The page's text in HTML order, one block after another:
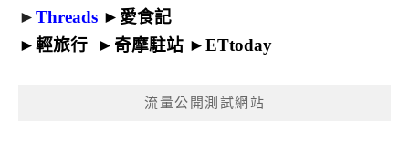
►Threads ► 愛食記
►輕旅行 ► 奇摩駐站 ►ETtoday
流量公開測試網站